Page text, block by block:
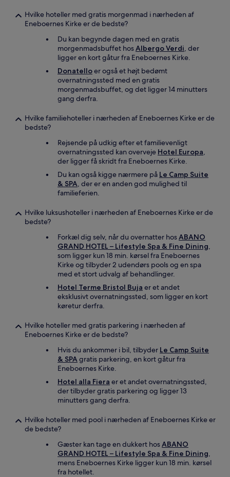
Hvilke hoteller med gratis morgenmad i nærheden af
Eneboernes Kirke er de bedste?
Du kan begynde dagen med en gratis
morgenmadsbuffet hosAlbergo Verdi, der
ligger en kort gåtur fra Eneboernes Kirke.
Donatelloer også et højt bedømt
overnatningssted med en gratis
morgenmadsbuffet, og det ligger 14 minutters
gang derfra.
Hvilke familiehoteller i nærheden af Eneboernes Kirke er de
bedste?
Rejsende på udkig efter et familievenligt
overnatningssted kan overveje Hotel Europa,
der ligger få skridt fra Eneboernes Kirke.
Du kan også kigge nærmere på Le Camp Suite
& SPA, der er en anden god mulighed til
familieferien.
Hvilke luksushoteller i nærheden af Eneboernes Kirke er de
bedste?
Forkæl dig selv, når du overnatter hosABANO
GRAND HOTEL – Lifestyle Spa & Fine Dining,
som ligger kun 18 min. kørsel fra Eneboernes
Kirke og tilbyder 2 udendørs pools og en spa
med et stort udvalg af behandlinger.
Hotel Terme Bristol Buja er et andet
eksklusivt overnatningssted, som ligger en kort
køretur derfra.
Hvilke hoteller med gratis parkering i nærheden af
Eneboernes Kirke er de bedste?
Hvis du ankommer i bil, tilbyder Le Camp Suite
& SPAgratis parkering, en kort gåtur fra
Eneboernes Kirke.
Hotel alla Fiera er et andet overnatningssted,
der tilbyder gratis parkering og ligger 13
minutters gang derfra.
Hvilke hoteller med pool i nærheden af Eneboernes Kirke er
de bedste?
Gæster kan tage en dukkert hosABANO
GRAND HOTEL – Lifestyle Spa & Fine Dining,
mens Eneboernes Kirke ligger kun 18 min. kørsel
fra hotellet.